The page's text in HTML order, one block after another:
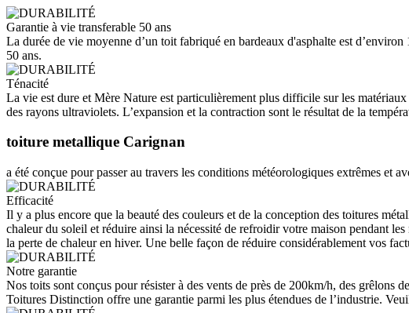
Garantie à vie transferable 50 ans
La durée de vie moyenne d’un toit fabriqué en bardeaux d'asphalte est
50 ans.
Ténacité
La vie est dure et Mère Nature est particulièrement plus difficile sur les
des rayons ultraviolets. L’expansion et la contraction sont le résultat de la
toiture metallique Carignan
a été conçue pour passer au travers les conditions météorologiques extrêmes et
Efficacité
Il y a plus encore que la beauté des couleurs et de la conception des toitures
chaleur du soleil et réduire ainsi la nécessité de refroidir votre maison pendant
la perte de chaleur en hiver. Une belle façon de réduire considérablement vos
Notre garantie
Nos toits sont conçus pour résister à des vents de près de 200km/h, des grêlons
Toitures Distinction offre une garantie parmi les plus étendues de l’industrie.